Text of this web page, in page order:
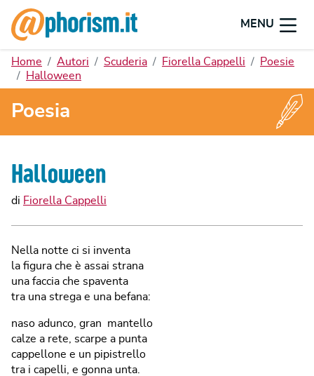
MENU
Home Autori Scuderia Fiorella Cappelli
Poesie
Halloween
Poesia
Halloween
di Fiorella Cappelli
Nella notte ci si inventa
la figura che è assai strana
una faccia che spaventa
tra una strega e una befana:
naso adunco, gran mantello
calze a rete, scarpe a punta
cappellone e un pipistrello
tra i capelli, e gonna unta.